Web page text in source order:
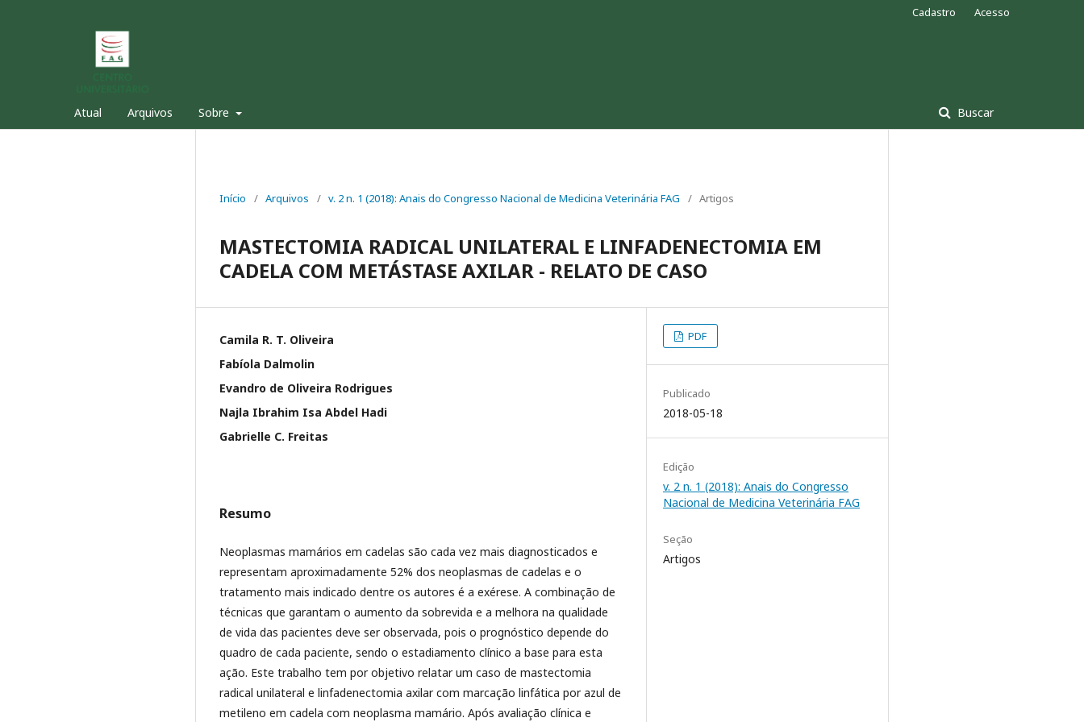
Atual Arquivos Sobre Buscar
Cadastro Acesso
Início / Arquivos / v. 2 n. 1 (2018): Anais do Congresso Nacional de Medicina Veterinária FAG / Artigos
MASTECTOMIA RADICAL UNILATERAL E LINFADENECTOMIA EM
CADELA COM METÁSTASE AXILAR - RELATO DE CASO
Camila R. T. Oliveira
Fabíola Dalmolin
Evandro de Oliveira Rodrigues
Najla Ibrahim Isa Abdel Hadi
Gabrielle C. Freitas
Resumo
Neoplasmas mamários em cadelas são cada vez mais diagnosticados e
representam aproximadamente 52% dos neoplasmas de cadelas e o
tratamento mais indicado dentre os autores é a exérese. A combinação de
técnicas que garantam o aumento da sobrevida e a melhora na qualidade
de vida das pacientes deve ser observada, pois o prognóstico depende do
quadro de cada paciente, sendo o estadiamento clínico a base para esta
ação. Este trabalho tem por objetivo relatar um caso de mastectomia
radical unilateral e linfadenectomia axilar com marcação linfática por azul de
metileno em cadela com neoplasma mamário. Após avaliação clínica e
PDF
Publicado
2018-05-18
Edição
v. 2 n. 1 (2018): Anais do Congresso
Nacional de Medicina Veterinária FAG
Seção
Artigos